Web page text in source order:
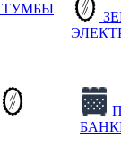
ТУМБЫ